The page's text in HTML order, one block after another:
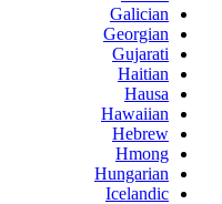
Galician
Georgian
Gujarati
Haitian
Hausa
Hawaiian
Hebrew
Hmong
Hungarian
Icelandic